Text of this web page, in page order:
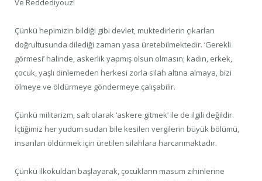
Ve Reddediyouz!
Çünkü hepimizin bildiği gibi devlet, muktedirlerin çıkarları
doğrultusunda dilediği zaman yasa üretebilmektedir. ‘Gerekli
görmesi’ halinde, askerlik yapmış olsun olmasın; kadın, erkek,
çocuk, yaşlı dinlemeden herkesi zorla silah altına almaya, bizi
ölmeye ve öldürmeye göndermeye çalışabilir.
Çünkü militarizm, salt olarak ‘askere gitmek’ ile de ilgili değildir.
İçtiğimiz her yudum sudan bile kesilen vergilerin büyük bölümü,
insanları öldürmek için üretilen silahlara harcanmaktadır.
Çünkü ilkokuldan başlayarak, çocukların masum zihinlerine